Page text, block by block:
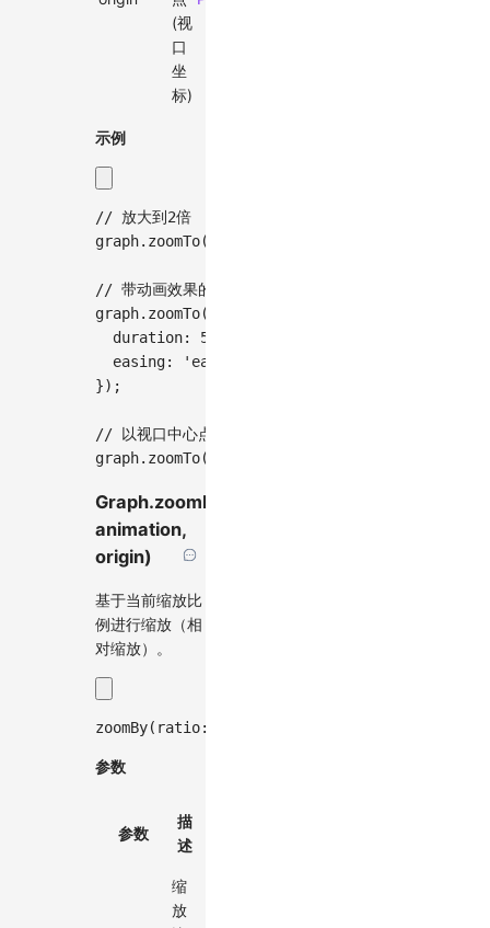
(视
口
坐
标)
示例
// 放大到2倍
graph. zoomTo(
// 带动画效果的缩小到0.5倍
graph. zoomTo(
  duration
: 500
  easing
: 'ease'
}) ;
// 以视口中心点为原点放大
graph. zoomTo(
Graph.zoomBy(ratio,
animation,
origin)
基于当前缩放比
例进行缩放（相
对缩放）。
zoomBy( ratio:
参数
参数
描
述
缩
放